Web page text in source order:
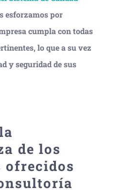
esforzamos por
cumpla con todas
lo que a su vez
y seguridad de sus
de los
ofrecidos